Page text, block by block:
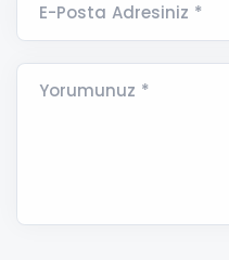
E-Posta Adresiniz *
Yorumunuz *